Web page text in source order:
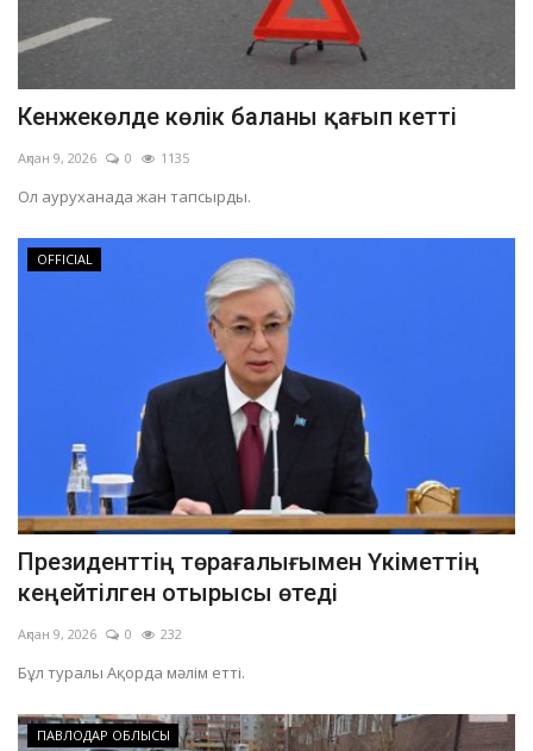
Кенжекөлде көлік баланы қағып кетті
Ақпан 9, 2026 0 1135
Ол ауруханада жан тапсырды.
OFFICIAL
Президенттің төрағалығымен Үкіметтің
кеңейтілген отырысы өтеді
Ақпан 9, 2026 0 232
Бұл туралы Ақорда мәлім етті.
ПАВЛОДАР ОБЛЫСЫ